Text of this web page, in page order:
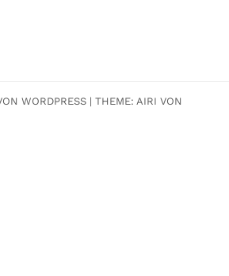
WORDPRESS | THEME: AIRI VON